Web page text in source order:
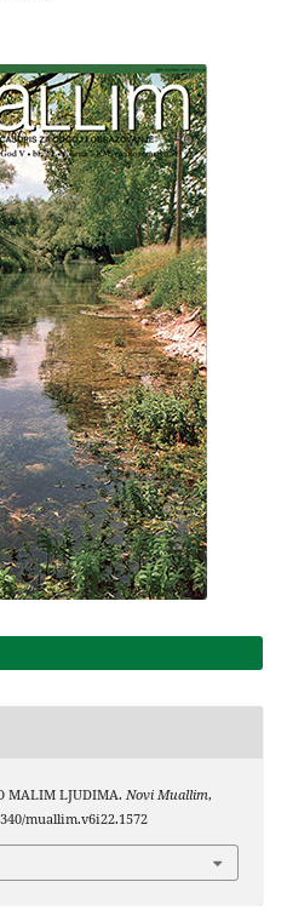
MALIM LJUDIMA. Novi Muallim,
muallim.v6i22.1572